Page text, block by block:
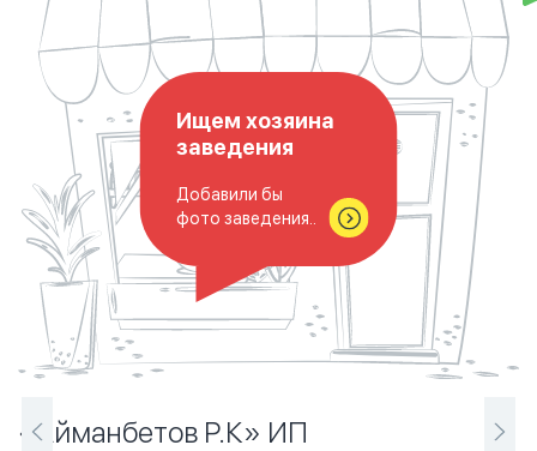
Ищем хозяина
заведения
Добавили бы
фото заведения..
«Айманбетов Р.К» ИП